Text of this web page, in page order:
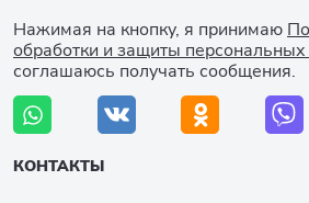
Нажимая на кнопку, я принимаю
обработки и защиты
соглашаюсь получать сообщения.
КОНТАКТЫ